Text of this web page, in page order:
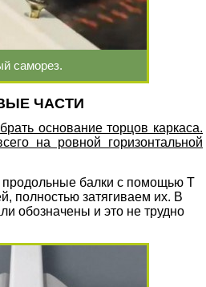
саморез.
ЧАСТИ
основание торцов каркаса.
на ровной горизонтальной
продольные балки с помощью Т
полностью затягиваем их. В
обозначены и это не трудно